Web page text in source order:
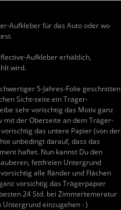
Aufkleber für das Auto oder wo
Aufkleber erhältlich,
wird.
5-Jahres-Folie geschnitten
Sicht-seite ein Träger-
sehr vorischtig das Motiv ganz
mit der Oberseite an dem Träger-
das untere Papier (von der
unbedingt darauf, dass das
haftet. Nun kannst Du den
fettfreien Untergrund
alle Ränder und Flächen
vorsichtig das Trägerpapier
24 Std. bei Zimmertemeratur
einzugehen : )